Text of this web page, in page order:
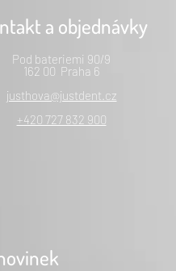
a objednávky
Pod bateriemi 90/9
162 00 Praha 6
justhova@justdent.cz
+420 727 832 900